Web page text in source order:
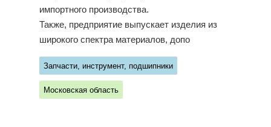
импортного производства.
Также, предприятие выпускает изделия из
широкого спектра материалов, допо
Запчасти, инструмент, подшипники
Московская область